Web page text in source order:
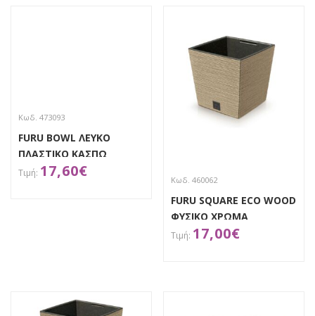
Κωδ. 473093
FURU BOWL ΛΕΥΚΟ
ΠΛΑΣΤΙΚΟ ΚΑΣΠΩ
Φ38Χ24ΕΚ
17,60€
Κωδ. 460062
FURU SQUARE ECO WOOD
ΦΥΣΙΚΟ ΧΡΩΜΑ
ΠΛΑΣΤΙΚΟ ΚΑΣΠΩ
17,00€